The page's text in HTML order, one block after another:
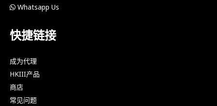
Whatsapp Us
快捷链接
成为代理
HKIII产品
商店
常见问题